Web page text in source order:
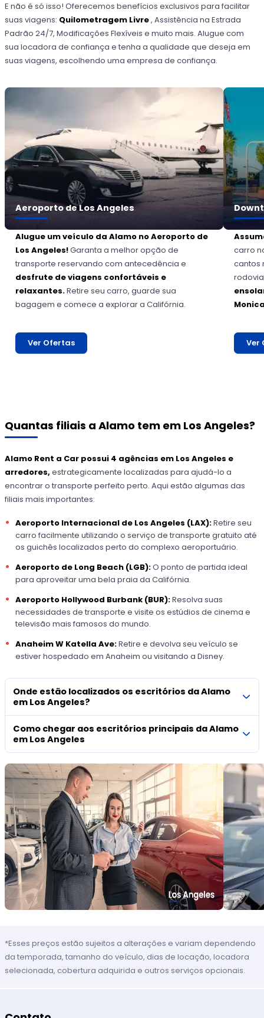
E não é só isso! Oferecemos benefícios exclusivos para facilitar
suas viagens: Quilometragem Livre, Assistência na Estrada
Padrão 24/7, Modificações Flexíveis e muito mais. Alugue com
sua locadora de confiança e tenha a qualidade que deseja em
suas viagens, escolhendo uma empresa de confiança.
Aeroporto de Los Angeles
Alugue um veículo da Alamo no Aeroporto de
Los Angeles!Garanta a melhor opção de
transporte reservando com antecedência e
desfrute de viagens confortáveis e
relaxantes.Retire seu carro, guarde sua
bagagem e comece a explorar a Califórnia.
Ver Ofertas
carro
cantos
Ver
Quantas filiais a Alamo tem em Los Angeles?
Alamo Rent a Car possui 4 agências em Los Angeles e
arredores,estrategicamente localizadas para ajudá-lo a
encontrar o transporte perfeito perto. Aqui estão algumas das
filiais mais importantes:
Aeroporto Internacional de Los Angeles (LAX):Retire seu
carro facilmente utilizando o serviço de transporte gratuito até
os guichês localizados perto do complexo aeroportuário.
Aeroporto de Long Beach (LGB):O ponto de partida ideal
para aproveitar uma bela praia da Califórnia.
Aeroporto Hollywood Burbank (BUR):Resolva suas
necessidades de transporte e visite os estúdios de cinema e
televisão mais famosos do mundo.
Anaheim W Katella Ave:Retire e devolva seu veículo se
estiver hospedado em Anaheim ou visitando a Disney.
Onde estão localizados os escritórios da Alamo
em Los Angeles?
Como chegar aos escritórios principais da Alamo
em Los Angeles
*Esses preços estão sujeitos a alterações e variam dependendo
da temporada, tamanho do veículo, dias de locação, locadora
selecionada, cobertura adquirida e outros serviços opcionais.